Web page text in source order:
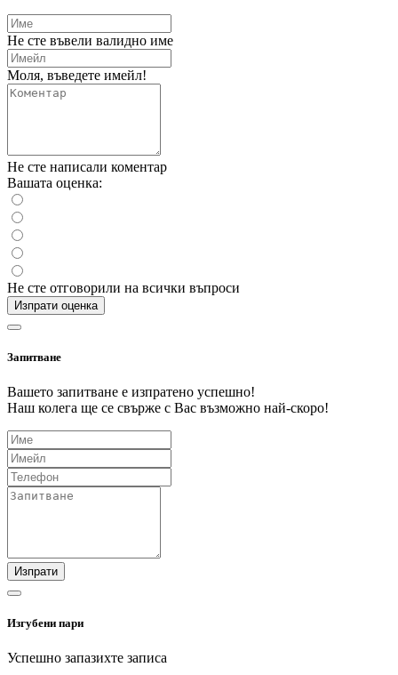
Не сте въвели валидно име
Моля, въведете имейл!
Не сте написали коментар
Вашата оценка:
Не сте отговорили на всички въпроси
Изпрати оценка
Запитване
Вашето запитване е изпратено успешно!
Наш колега ще се свърже с Вас възможно най-скоро!
Изпрати
Изгубени пари
Успешно запазихте записа